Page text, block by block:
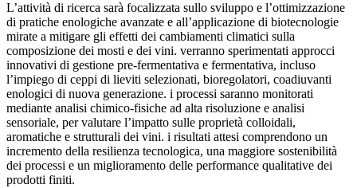
L’attività di ricerca sarà focalizzata sullo sviluppo e l’ottimizzazione
di pratiche enologiche avanzate e all’applicazione di biotecnologie
mirate a mitigare gli effetti dei cambiamenti climatici sulla
composizione dei mosti e dei vini. verranno sperimentati approcci
innovativi di gestione pre‑fermentativa e fermentativa, incluso
l’impiego di ceppi di lieviti selezionati, bioregolatori, coadiuvanti
enologici di nuova generazione. i processi saranno monitorati
mediante analisi chimico‑fisiche ad alta risoluzione e analisi
sensoriale, per valutare l’impatto sulle proprietà colloidali,
aromatiche e strutturali dei vini. i risultati attesi comprendono un
incremento della resilienza tecnologica, una maggiore sostenibilità
dei processi e un miglioramento delle performance qualitative dei
prodotti finiti.